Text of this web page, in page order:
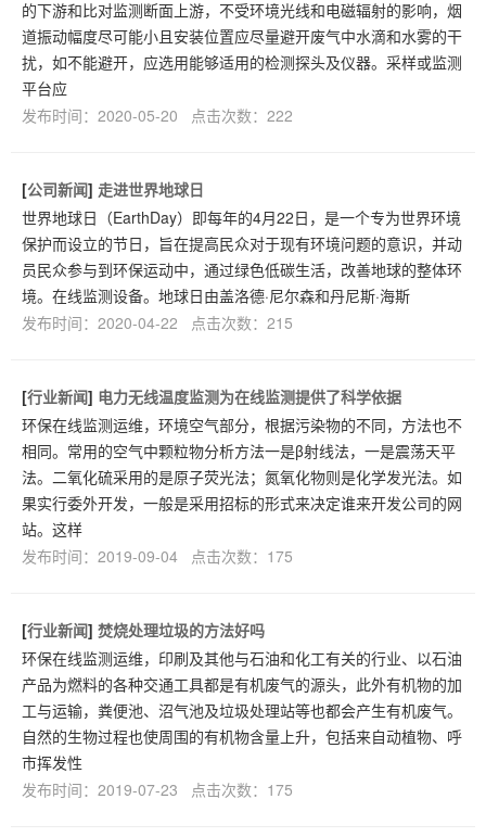
的下游和比对监测断面上游，不受环境光线和电磁辐射的影响，烟
道振动幅度尽可能小且安装位置应尽量避开废气中水滴和水雾的干
扰，如不能避开，应选用能够适用的检测探头及仪器。采样或监测
平台应
发布时间：2020-05-20 点击次数：222
[公司新闻] 走进世界地球日
世界地球日（EarthDay）即每年的4月22日，是一个专为世界环境
保护而设立的节日，旨在提高民众对于现有环境问题的意识，并动
员民众参与到环保运动中，通过绿色低碳生活，改善地球的整体环
境。在线监测设备。地球日由盖洛德·尼尔森和丹尼斯·海斯
发布时间：2020-04-22 点击次数：215
[行业新闻] 电力无线温度监测为在线监测提供了科学依据
环保在线监测运维，环境空气部分，根据污染物的不同，方法也不
相同。常用的空气中颗粒物分析方法一是β射线法，一是震荡天平
法。二氧化硫采用的是原子荧光法；氮氧化物则是化学发光法。如
果实行委外开发，一般是采用招标的形式来决定谁来开发公司的网
站。这样
发布时间：2019-09-04 点击次数：175
[行业新闻] 焚烧处理垃圾的方法好吗
环保在线监测运维，印刷及其他与石油和化工有关的行业、以石油
产品为燃料的各种交通工具都是有机废气的源头，此外有机物的加
工与运输，粪便池、沼气池及垃圾处理站等也都会产生有机废气。
自然的生物过程也使周围的有机物含量上升，包括来自动植物、呼
市挥发性
发布时间：2019-07-23 点击次数：175